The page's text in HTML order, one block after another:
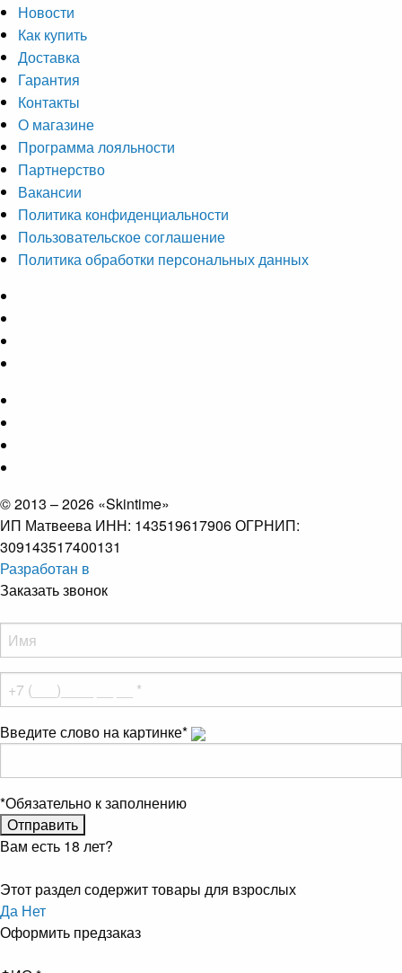
Новости
Как купить
Доставка
Гарантия
Контакты
О магазине
Программа лояльности
Партнерство
Вакансии
Политика конфиденциальности
Пользовательское соглашение
Политика обработки персональных данных
© 2013 – 2026 «Skintime»
ИП Матвеева ИНН: 143519617906 ОГРНИП:
309143517400131
Разработан в
Заказать звонок
Введите слово на картинке*
*Обязательно к заполнению
Вам есть 18 лет?
Этот раздел содержит товары для взрослых
Да Нет
Оформить предзаказ